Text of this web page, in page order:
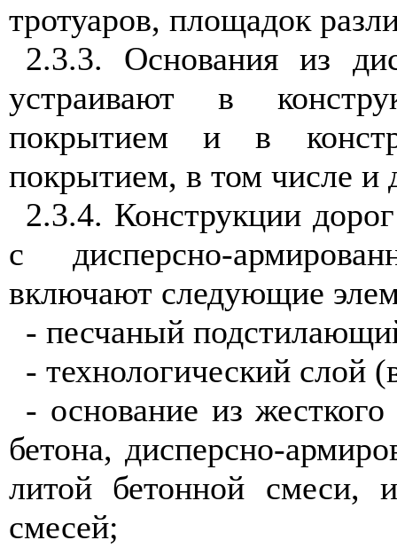
тротуаров, площадок
2.3.3. Основания из
устраивают в
покрытием и в
покрытием, в том числе и
2.3.4. Конструкции
с дисперсно-
включают следующие
- песчаный
- технологический слой
- основание из
бетона, дисперсно-
литой бетонной смеси,
смесей;